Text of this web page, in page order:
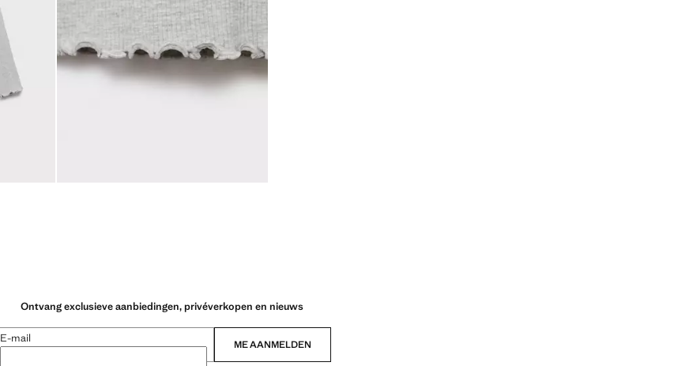
Ontvang exclusieve aanbiedingen, privéverkopen en nieuws
E-mail ME AANMELDEN